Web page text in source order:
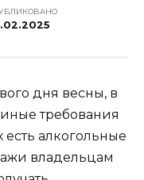
дня весны, в
требования
алкогольные
владельцам